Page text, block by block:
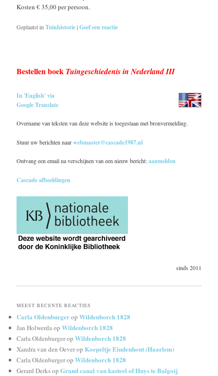
Kosten € 35,00 per persoon.
Geplaatst in Tuinhistorie|Geef een reactie
Bestellen boek Tuingeschiedenis in Nederland III
In 'English' via
Google Translate
Overname van teksten van deze website is toegestaan met bronvermelding.
Stuur uw berichten naarwebmaster@cascade1987.nl
Ontvang een email na verschijnen van een nieuw bericht:aanmelden
Cascade afbeeldingen
sinds 2011
MEEST RECENTE REACTIES
Carla OldenburgeropWildenborch 1828
Jan HolwerdaopWildenborch 1828
Carla OldenburgeropWildenborch 1828
Xandra van den OeveropKoepeltje Eindenhout (Haarlem)
Carla OldenburgeropWildenborch 1828
Gerard DerksopGrand canal van kasteel of Huys te Balgoij